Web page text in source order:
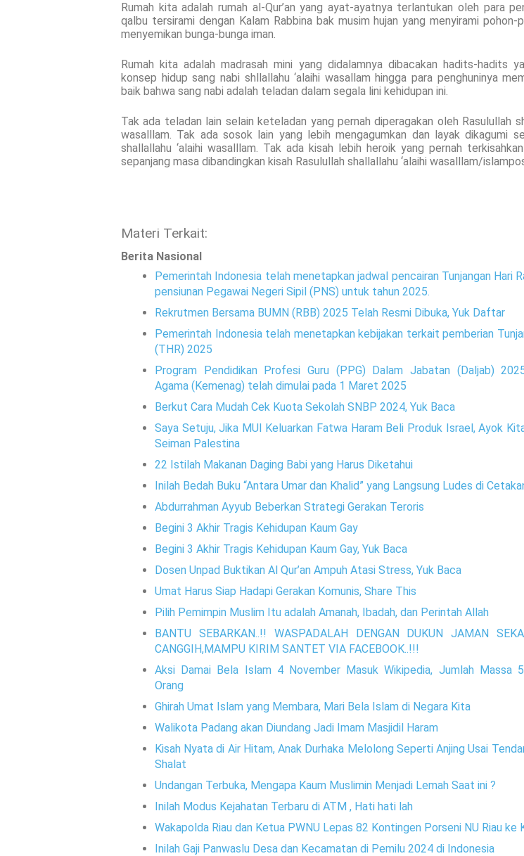
Rumah kita adalah rumah al-Qur’an yang ayat-ayatnya terlantukan oleh para
qalbu tersirami dengan Kalam Rabbina bak musim hujan yang menyirami pohon-
menyemikan bunga-bunga iman.
Rumah kita adalah madrasah mini yang didalamnya dibacakan hadits-hadits
konsep hidup sang nabi shllallahu ‘alaihi wasallam hingga para penghuninya
baik bahwa sang nabi adalah teladan dalam segala lini kehidupan ini.
Tak ada teladan lain selain keteladan yang pernah diperagakan oleh Rasulullah
wasalllam. Tak ada sosok lain yang lebih mengagumkan dan layak dikagumi
shallallahu ‘alaihi wasalllam. Tak ada kisah lebih heroik yang pernah
sepanjang masa dibandingkan kisah Rasulullah shallallahu ‘alaihi wasalllam/
Materi Terkait:
Berita Nasional
Pemerintah Indonesia telah menetapkan jadwal pencairan Tunjangan Hari
pensiunan Pegawai Negeri Sipil (PNS) untuk tahun 2025.
Rekrutmen Bersama BUMN (RBB) 2025 Telah Resmi Dibuka, Yuk Daftar
Pemerintah Indonesia telah menetapkan kebijakan terkait pemberian
(THR) 2025
Program Pendidikan Profesi Guru (PPG) Dalam Jabatan (Daljab)
Agama (Kemenag) telah dimulai pada 1 Maret 2025
Berkut Cara Mudah Cek Kuota Sekolah SNBP 2024, Yuk Baca
Saya Setuju, Jika MUI Keluarkan Fatwa Haram Beli Produk Israel, Ayok
Seiman Palestina
22 Istilah Makanan Daging Babi yang Harus Diketahui
Inilah Bedah Buku “Antara Umar dan Khalid” yang Langsung Ludes di
Abdurrahman Ayyub Beberkan Strategi Gerakan Teroris
Begini 3 Akhir Tragis Kehidupan Kaum Gay
Begini 3 Akhir Tragis Kehidupan Kaum Gay, Yuk Baca
Dosen Unpad Buktikan Al Qur’an Ampuh Atasi Stress, Yuk Baca
Umat Harus Siap Hadapi Gerakan Komunis, Share This
Pilih Pemimpin Muslim Itu adalah Amanah, Ibadah, dan Perintah Allah
BANTU SEBARKAN..!! WASPADALAH DENGAN DUKUN JAMAN
CANGGIH,MAMPU KIRIM SANTET VIA FACEBOOK..!!!
Aksi Damai Bela Islam 4 November Masuk Wikipedia, Jumlah Massa
Orang
Ghirah Umat Islam yang Membara, Mari Bela Islam di Negara Kita
Walikota Padang akan Diundang Jadi Imam Masjidil Haram
Kisah Nyata di Air Hitam, Anak Durhaka Melolong Seperti Anjing Usai
Shalat
Undangan Terbuka, Mengapa Kaum Muslimin Menjadi Lemah Saat ini ?
Inilah Modus Kejahatan Terbaru di ATM , Hati hati lah
Wakapolda Riau dan Ketua PWNU Lepas 82 Kontingen Porseni NU Riau ke
Inilah Gaji Panwaslu Desa dan Kecamatan di Pemilu 2024 di Indonesia